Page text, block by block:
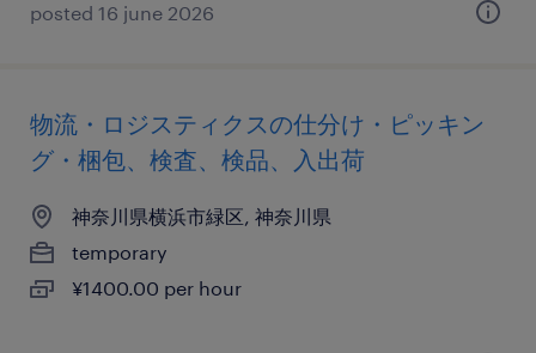
posted 16 june 2026
物流・ロジスティクスの仕分け・ピッキン
グ・梱包、検査、検品、入出荷
神奈川県横浜市緑区, 神奈川県
temporary
¥1400.00 per hour